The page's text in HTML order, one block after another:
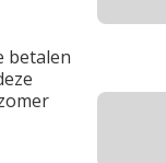
betalen